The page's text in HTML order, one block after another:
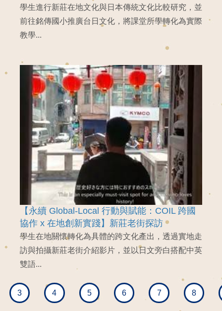
學生進行新莊在地文化與日本傳統文化比較研究，並
前往銘傳國小推廣台日文化，將課堂所學轉化為實際
教學...
【永續 Global-Local 行動與賦能：COIL 跨國
協作 x 在地創新實踐】新莊老街探訪
學生在地關懷轉化為具體的跨文化產出，透過實地走
訪與拍攝新莊老街介紹影片，並以日文旁白搭配中英
雙語...
3 4 5 6 7 8